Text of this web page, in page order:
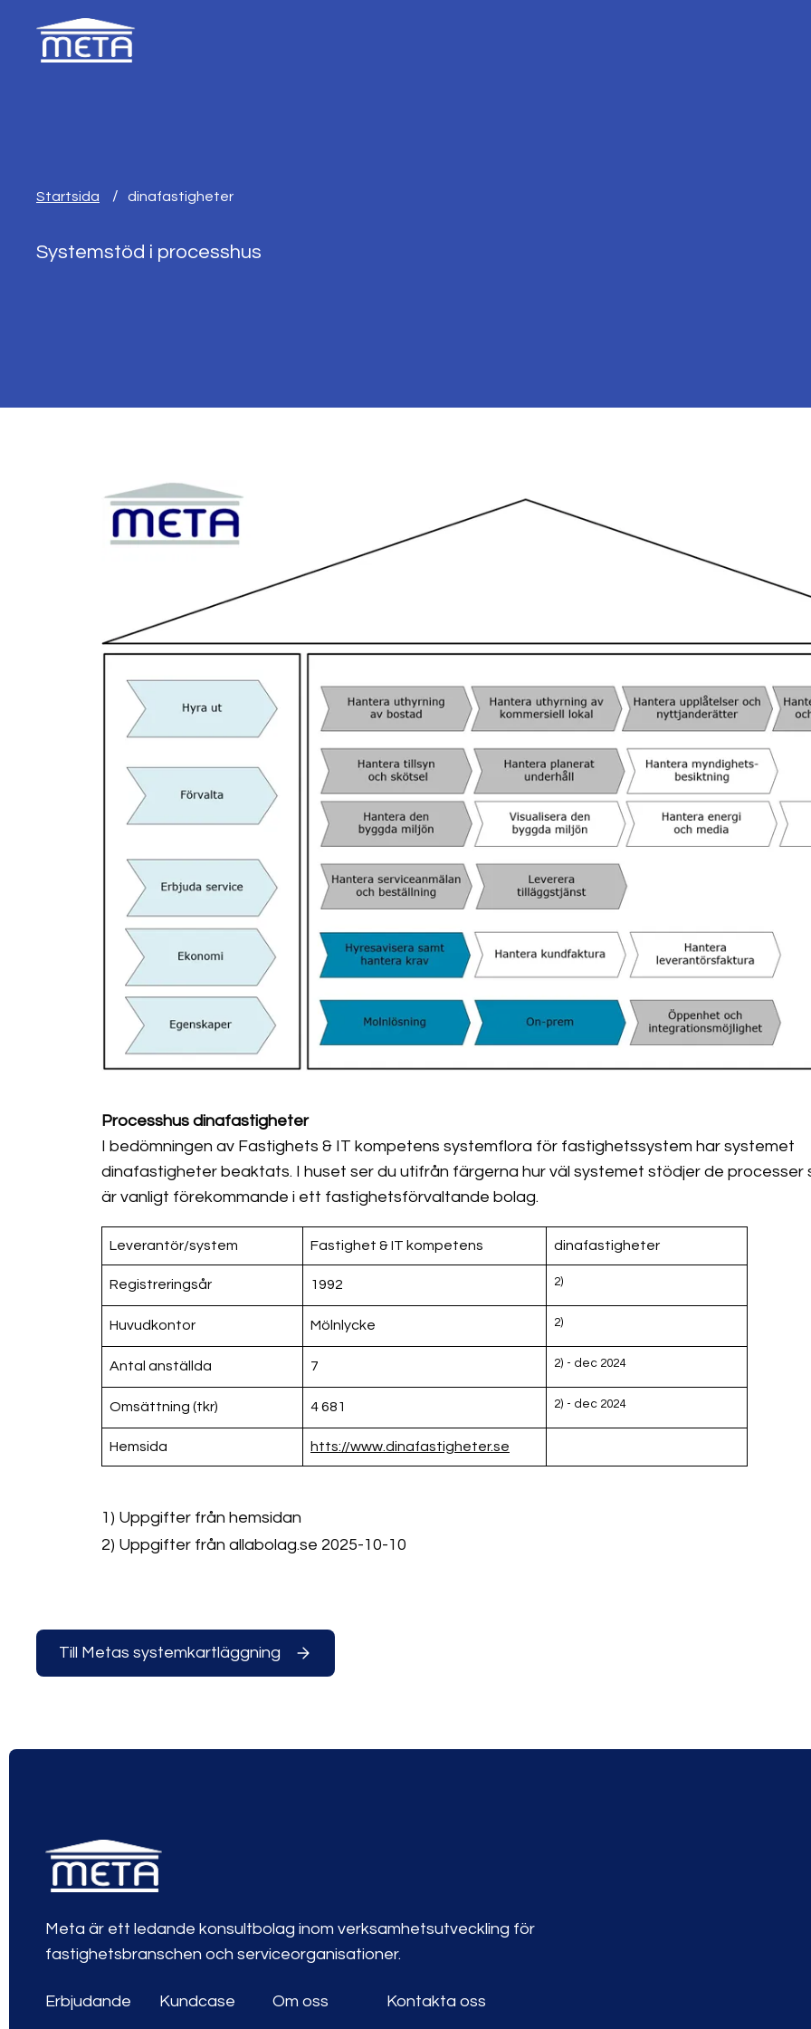
Startsida dinafastigheter
Systemstöd i processhus
Processhus dinafastigheter
I bedömningen av Fastighets & IT kompetens systemflora för fastighetssystem har systemet
dinafastigheter beaktats. I huset ser du utifrån färgerna hur väl systemet stödjer de processer
är vanligt förekommande i ett fastighetsförvaltande bolag.
Leverantör/system Fastighet & IT kompetens dinafastigheter
Registreringsår 1992 2)
Huvudkontor Mölnlycke 2)
Antal anställda 7 2) - dec 2024
Omsättning (tkr) 4 681 2) - dec 2024
Hemsida htts://www.dinafastigheter.se
1) Uppgifter från hemsidan
2) Uppgifter från allabolag.se 2025-10-10
Till Metas systemkartläggning
Meta är ett ledande konsultbolag inom verksamhetsutveckling för
fastighetsbranschen och serviceorganisationer.
Erbjudande Kundcase Om oss Kontakta oss